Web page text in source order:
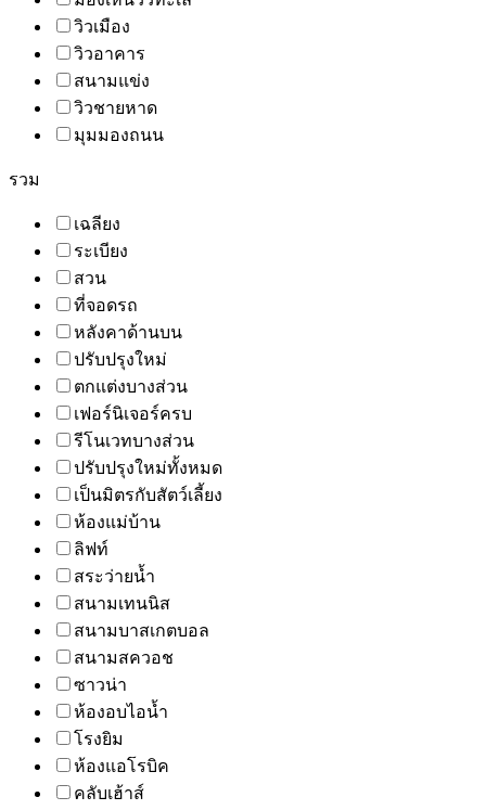
วิวเมือง
วิวอาคาร
สนามแข่ง
วิวชายหาด
มุมมองถนน
รวม
เฉลียง
ระเบียง
สวน
ที่จอดรถ
หลังคาด้านบน
ปรับปรุงใหม่
ตกแต่งบางส่วน
เฟอร์นิเจอร์ครบ
รีโนเวทบางส่วน
ปรับปรุงใหม่ทั้งหมด
เป็นมิตรกับสัตว์เลี้ยง
ห้องแม่บ้าน
ลิฟท์
สระว่ายน้ำ
สนามเทนนิส
สนามบาสเกตบอล
สนามสควอช
ซาวน่า
ห้องอบไอน้ำ
โรงยิม
ห้องแอโรบิค
คลับเฮ้าส์